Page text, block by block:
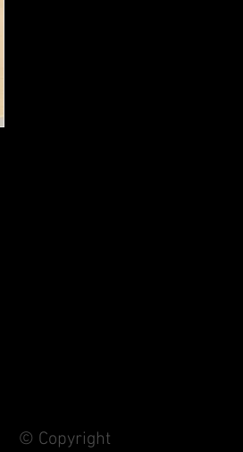
© Copyright